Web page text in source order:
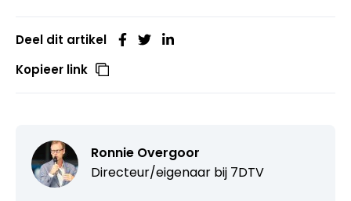
Deel dit artikel
Kopieer link
Ronnie Overgoor
Directeur/eigenaar bij 7DTV